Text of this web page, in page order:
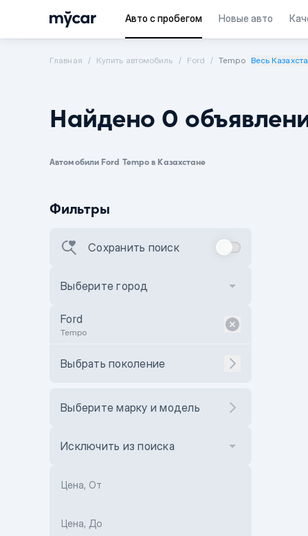
Авто с пробегом Новые авто
Главная Купить автомобиль Ford Tempo Весь
Найдено 0
Автомобили Ford Tempo в Казахстане
Фильтры
Сохранить поиск
Выберите город
Ford
Tempo
Выбрать поколение
Выберите марку и модель
Исключить из поиска
Цена, От
Цена, До